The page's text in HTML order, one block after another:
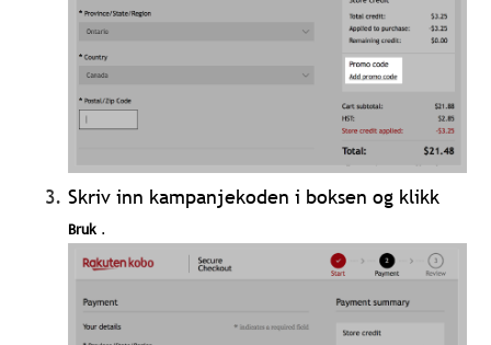
Skriv inn kampanjekoden i boksen og klikk
Bruk .